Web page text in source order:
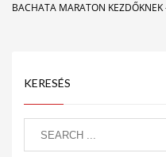
BACHATA MARATON KEZDŐKNEK
KERESÉS